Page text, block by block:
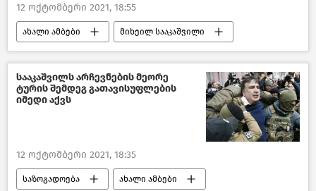
12 ოქტომბერი 2021, 18:55
ახალი ამბები მიხეილ სააკაშვილი
პოლიტიკა საქართველოში
სააკაშვილს არჩევნების მეორე
ტურის შემდეგ გათავისუფლების
იმედი აქვს
12 ოქტომბერი 2021, 18:35
საზოგადოება ახალი ამბები